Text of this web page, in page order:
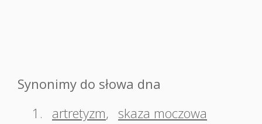
Synonimy do słowa dna
1.
artretyzm, skaza moczowa